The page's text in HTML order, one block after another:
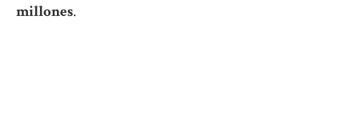
millones.